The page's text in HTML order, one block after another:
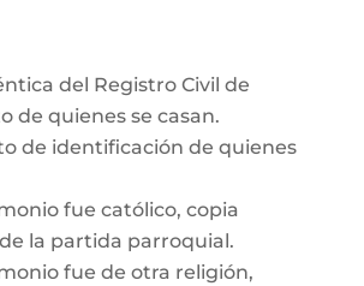
del Registro Civil de
de quienes se casan.
de identificación de quienes
fue católico, copia
la partida parroquial.
fue de otra religión,